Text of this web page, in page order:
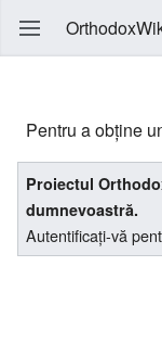
Pentru a obține
Proiectul
dumnevoastră.
Autentificați-vă